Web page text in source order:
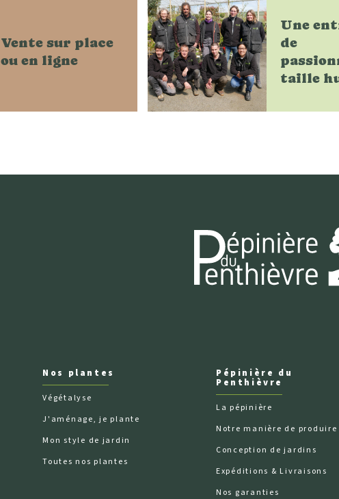
Vente sur place
ou en ligne
Une
de
taille
Nos plantes
Végétalyse
J'aménage, je plante
Mon style de jardin
Toutes nos plantes
Pépinière du
Penthièvre
La pépinière
Notre manière de produire
Conception de jardins
Expéditions & Livraisons
Nos garanties